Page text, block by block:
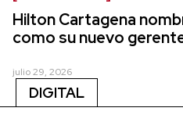
Hilton Cartagena
como su nuevo
julio 29, 2026
DIGITAL